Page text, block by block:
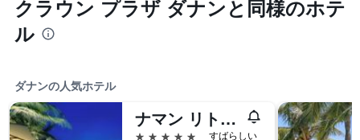
クラウン プラザ ダナンと同様のホテ
ル
ダナンの人気ホテル
ナマン リトリート
5つ星
すばらしい